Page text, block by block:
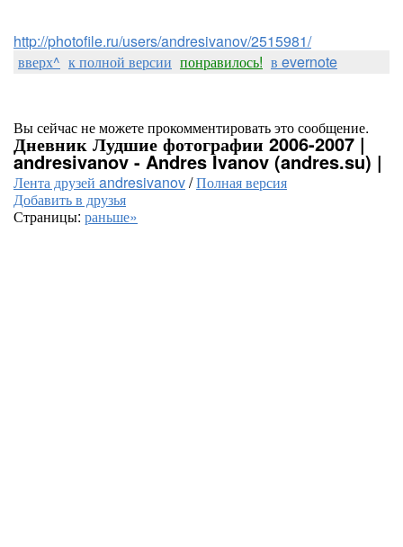
http://photofile.ru/users/andresivanov/2515981/
вверх^ к полной версии понравилось! в evernote
Вы сейчас не можете прокомментировать это сообщение.
Дневник Лудшие фотографии 2006-2007 |
andresivanov - Andres Ivanov (andres.su) |
Лента друзей andresivanov/Полная версия
Добавить в друзья
Страницы: раньше»